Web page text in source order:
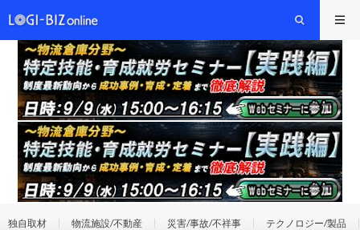
独自取材 物流施設/不動産 災害/事故/不祥事 テクノロジー/製品